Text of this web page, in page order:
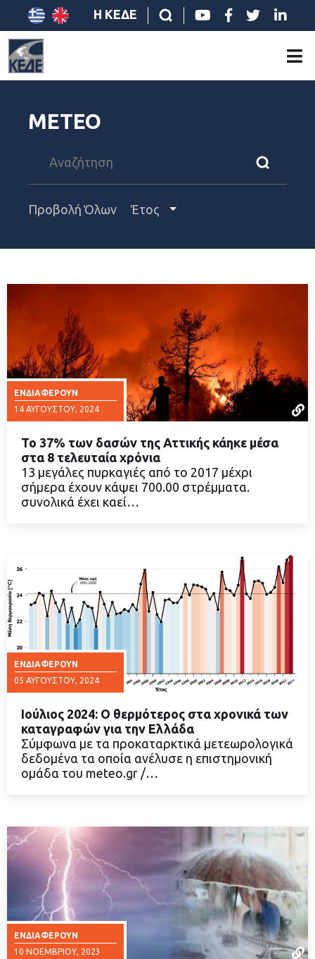
Η ΚΕΔΕ
METEO
Προβολή Όλων Έτος
ΕΝΔΙΑΦΈΡΟΥΝ
14 ΑΥΓΟΎΣΤΟΥ, 2024
ΔΙΑΒΑΣΤΕ ΠΕΡΙΣΣΟΤΕΡΑ
Το 37% των δασών της Αττικής κάηκε μέσα
στα 8 τελευταία χρόνια
13 μεγάλες πυρκαγιές από το 2017 μέχρι
σήμερα έχουν κάψει 700.00 στρέμματα.
συνολικά έχει καεί…
ΕΝΔΙΑΦΈΡΟΥΝ
05 ΑΥΓΟΎΣΤΟΥ, 2024
ΔΙΑΒΑΣΤΕ ΠΕΡΙΣΣΟΤΕΡΑ
Ιούλιος 2024: Ο θερμότερος στα χρονικά των
καταγραφών για την Ελλάδα
Σύμφωνα με τα προκαταρκτικά μετεωρολογικά
δεδομένα τα οποία ανέλυσε η επιστημονική
ομάδα του meteo.gr /…
ΕΝΔΙΑΦΈΡΟΥΝ
10 ΝΟΕΜΒΡΊΟΥ, 2023